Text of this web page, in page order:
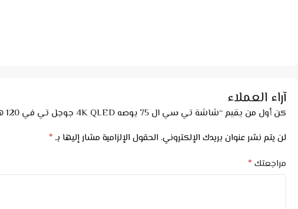
آراء العملاء
كن أول من يقيم “شاشة تي سي ال 75 بوصه 4K QLED جوجل تي في 120 هيرتز”
لن يتم نشر عنوان بريدك الإلكتروني. الحقول الإلزامية مشار إليها بـ*
مراجعتك *